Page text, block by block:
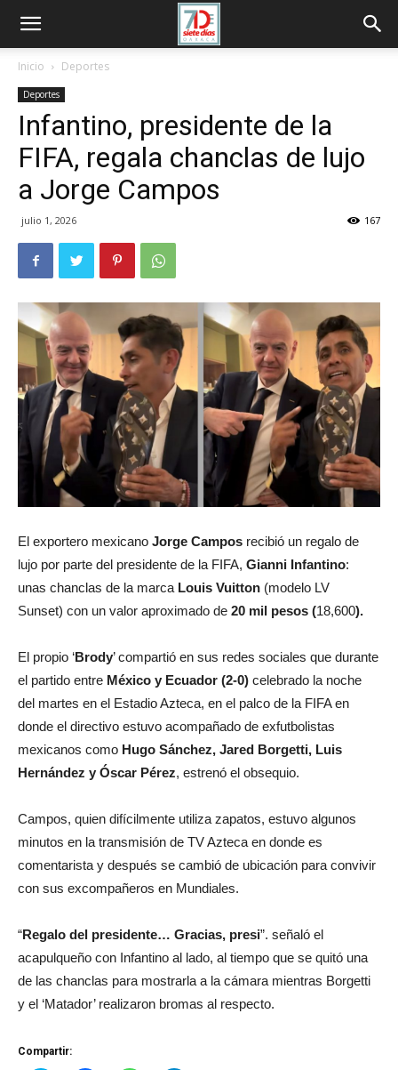
Inicio Deportes
Deportes
Infantino, presidente de la
FIFA, regala chanclas de lujo
a Jorge Campos
julio 1, 2026 167
El exportero mexicano Jorge Campos recibió un regalo de
lujo por parte del presidente de la FIFA, Gianni Infantino:
unas chanclas de la marca Louis Vuitton (modelo LV
Sunset) con un valor aproximado de 20 mil pesos (18,600).
El propio ‘Brody’ compartió en sus redes sociales que durante
el partido entre México y Ecuador (2-0) celebrado la noche
del martes en el Estadio Azteca, en el palco de la FIFA en
donde el directivo estuvo acompañado de exfutbolistas
mexicanos como Hugo Sánchez, Jared Borgetti, Luis
Hernández y Óscar Pérez, estrenó el obsequio.
Campos, quien difícilmente utiliza zapatos, estuvo algunos
minutos en la transmisión de TV Azteca en donde es
comentarista y después se cambió de ubicación para convivir
con sus excompañeros en Mundiales.
“Regalo del presidente… Gracias, presi”. señaló el
acapulqueño con Infantino al lado, al tiempo que se quitó una
de las chanclas para mostrarla a la cámara mientras Borgetti
y el ‘Matador’ realizaron bromas al respecto.
Compartir: